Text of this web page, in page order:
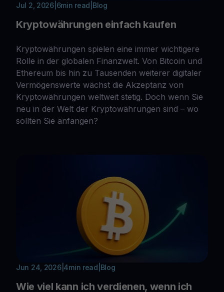
Jul 2, 2026| 6min read Blog
Kryptowährungen einfach kaufen
Kryptowährungen spielen eine immer wichtigere
Rolle in der globalen Finanzwelt. Von Bitcoin und
Ethereum bis hin zu Tausenden weiterer digitaler
Vermögenswerte wächst die Akzeptanz von
Kryptowährungen weltweit stetig. Doch wenn Sie
neu in der Welt der Kryptowährungen sind – wo
sollten Sie anfangen?
Jun 24, 2026| 4min read Blog
Wie viel kann ich verdienen, wenn ich